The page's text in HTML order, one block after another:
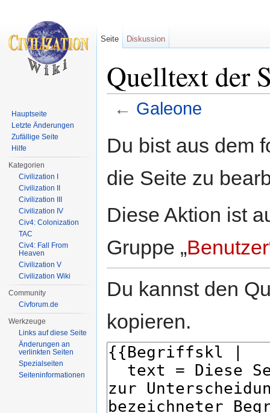
Quelltext der
← Galeone
Du bist aus dem
die Seite zu
Diese Aktion ist
Gruppe „Benutzer
Du kannst den
kopieren.
Seite Diskussion
Hauptseite
Letzte Änderungen
Zufällige Seite
Hilfe
Kategorien
Civilization I
Civilization II
Civilization III
Civilization IV
Civ4: Colonization
TAC
Civ4: Fall From
Heaven
Civilization V
Civilization Wiki
Community
Civforum.de
Werkzeuge
Links auf diese Seite
Änderungen an
verlinkten Seiten
Spezialseiten
Seiten­informationen